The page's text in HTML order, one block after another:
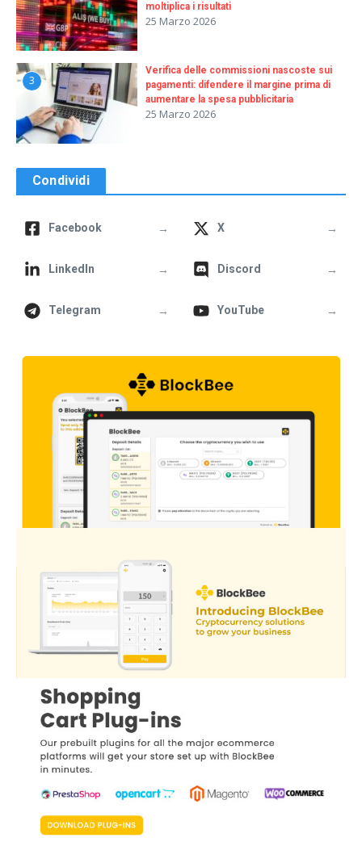
moltiplica i risultati
25 Marzo 2026
3
Verifica delle commissioni nascoste sui
pagamenti: difendere il margine prima di
aumentare la spesa pubblicitaria
25 Marzo 2026
Condividi
Facebook → X →
LinkedIn → Discord →
Telegram → YouTube →